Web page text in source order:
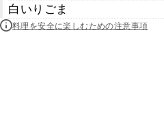
白いりごま
料理を安全に楽しむための注意事項